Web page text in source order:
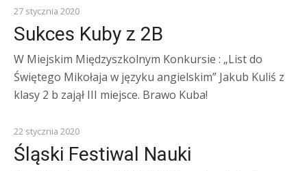
SUKCESY
27 stycznia 2020
Sukces Kuby z 2B
W Miejskim Międzyszkolnym Konkursie : „List do
Świętego Mikołaja w języku angielskim” Jakub Kuliś z
klasy 2 b zajął III miejsce. Brawo Kuba!
Z ŻYCIA SZKOŁY
22 stycznia 2020
Śląski Festiwal Nauki